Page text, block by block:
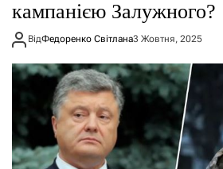
кампанією Залужного?
ВідФедоренко Світлана3 Жовтня, 2025